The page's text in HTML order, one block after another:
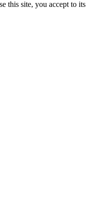
this site, you accept to its